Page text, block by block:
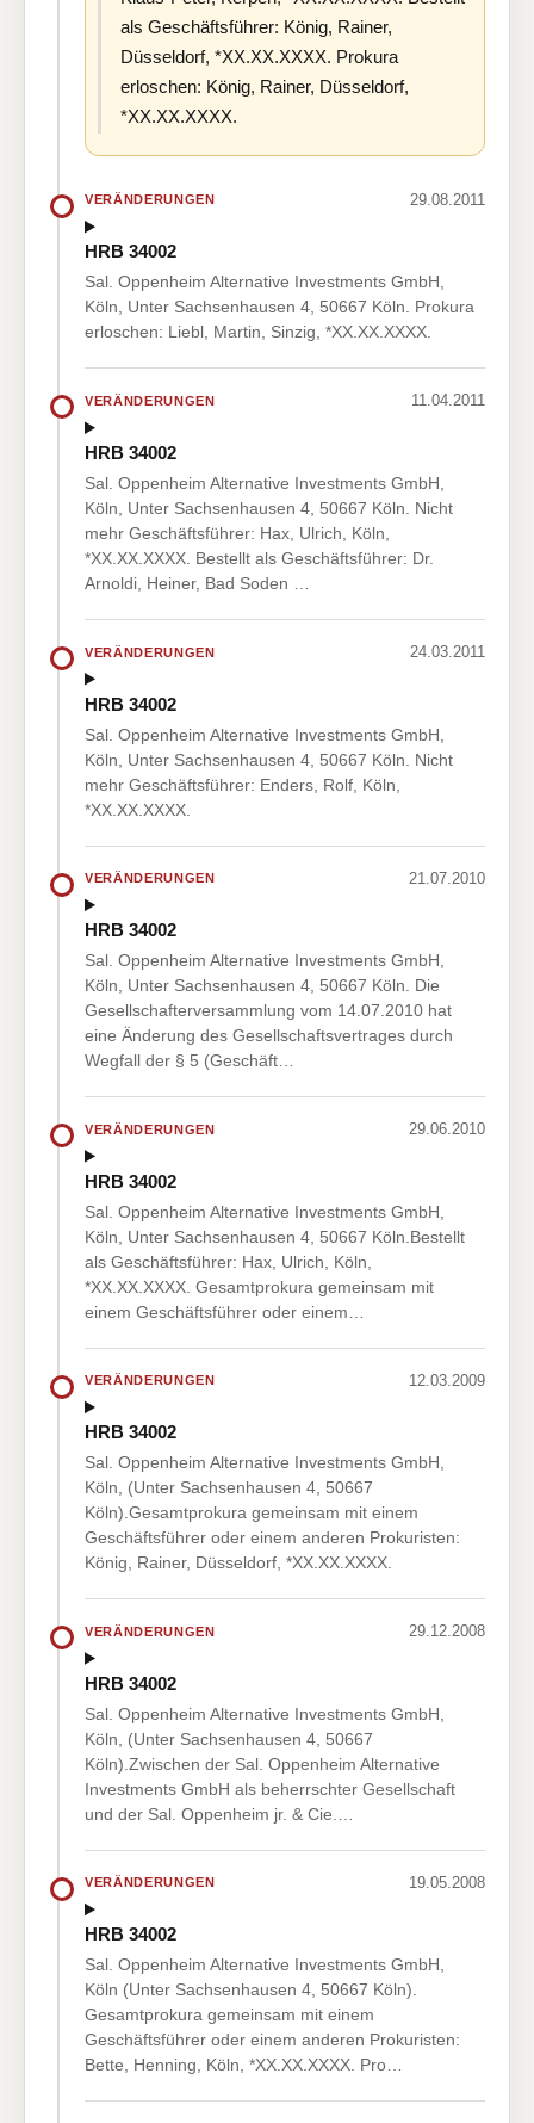
als Geschäftsführer: König, Rainer,
Düsseldorf, *XX.XX.XXXX. Prokura
erloschen: König, Rainer, Düsseldorf,
*XX.XX.XXXX.
VERÄNDERUNGEN 29.08.2011
HRB 34002
Sal. Oppenheim Alternative Investments GmbH,
Köln, Unter Sachsenhausen 4, 50667 Köln. Prokura
erloschen: Liebl, Martin, Sinzig, *XX.XX.XXXX.
VERÄNDERUNGEN 11.04.2011
HRB 34002
Sal. Oppenheim Alternative Investments GmbH,
Köln, Unter Sachsenhausen 4, 50667 Köln. Nicht
mehr Geschäftsführer: Hax, Ulrich, Köln,
*XX.XX.XXXX. Bestellt als Geschäftsführer: Dr.
Arnoldi, Heiner, Bad Soden …
VERÄNDERUNGEN 24.03.2011
HRB 34002
Sal. Oppenheim Alternative Investments GmbH,
Köln, Unter Sachsenhausen 4, 50667 Köln. Nicht
mehr Geschäftsführer: Enders, Rolf, Köln,
*XX.XX.XXXX.
VERÄNDERUNGEN 21.07.2010
HRB 34002
Sal. Oppenheim Alternative Investments GmbH,
Köln, Unter Sachsenhausen 4, 50667 Köln. Die
Gesellschafterversammlung vom 14.07.2010 hat
eine Änderung des Gesellschaftsvertrages durch
Wegfall der § 5 (Geschäft…
VERÄNDERUNGEN 29.06.2010
HRB 34002
Sal. Oppenheim Alternative Investments GmbH,
Köln, Unter Sachsenhausen 4, 50667 Köln.Bestellt
als Geschäftsführer: Hax, Ulrich, Köln,
*XX.XX.XXXX. Gesamtprokura gemeinsam mit
einem Geschäftsführer oder einem…
VERÄNDERUNGEN 12.03.2009
HRB 34002
Sal. Oppenheim Alternative Investments GmbH,
Köln, (Unter Sachsenhausen 4, 50667
Köln).Gesamtprokura gemeinsam mit einem
Geschäftsführer oder einem anderen Prokuristen:
König, Rainer, Düsseldorf, *XX.XX.XXXX.
VERÄNDERUNGEN 29.12.2008
HRB 34002
Sal. Oppenheim Alternative Investments GmbH,
Köln, (Unter Sachsenhausen 4, 50667
Köln).Zwischen der Sal. Oppenheim Alternative
Investments GmbH als beherrschter Gesellschaft
und der Sal. Oppenheim jr. & Cie.…
VERÄNDERUNGEN 19.05.2008
HRB 34002
Sal. Oppenheim Alternative Investments GmbH,
Köln (Unter Sachsenhausen 4, 50667 Köln).
Gesamtprokura gemeinsam mit einem
Geschäftsführer oder einem anderen Prokuristen:
Bette, Henning, Köln, *XX.XX.XXXX. Pro…